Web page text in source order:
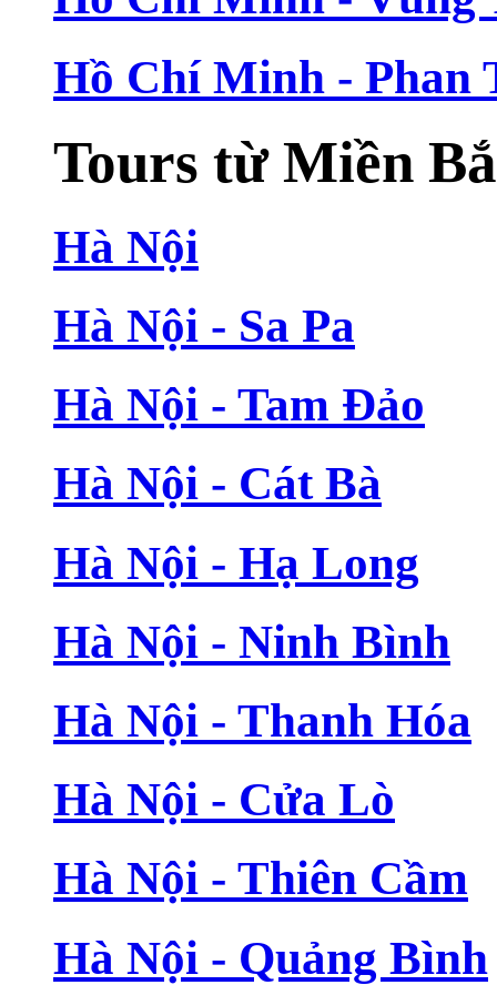
Hồ Chí Minh - Phan
Tours từ Miền
Hà Nội
Hà Nội - Sa Pa
Hà Nội - Tam Đảo
Hà Nội - Cát Bà
Hà Nội - Hạ Long
Hà Nội - Ninh Bình
Hà Nội - Thanh Hóa
Hà Nội - Cửa Lò
Hà Nội - Thiên Cầm
Hà Nội - Quảng Bình